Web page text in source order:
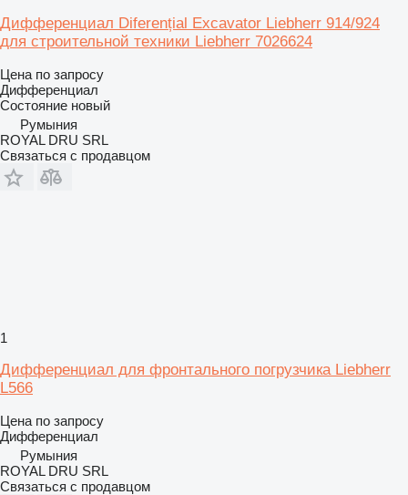
Дифференциал Diferențial Excavator Liebherr 914/924
для строительной техники Liebherr 7026624
Цена по запросу
Дифференциал
Состояние новый
Румыния
ROYAL DRU SRL
Связаться с продавцом
1
Дифференциал для фронтального погрузчика Liebherr
L566
Цена по запросу
Дифференциал
Румыния
ROYAL DRU SRL
Связаться с продавцом